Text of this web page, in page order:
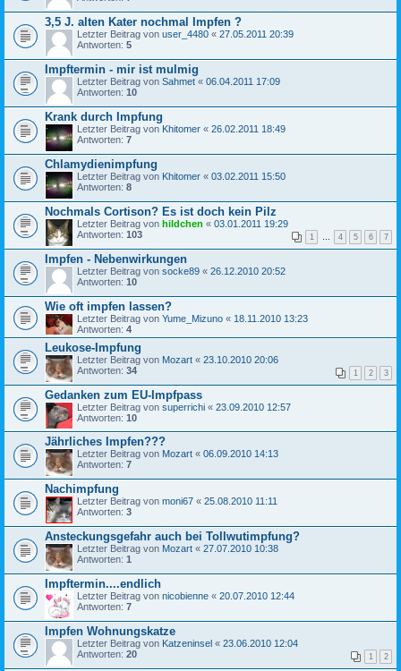
3,5 J. alten Kater nochmal Impfen ?
Letzter Beitrag von user_4480 « 27.05.2011 20:39
Antworten: 5
Impftermin - mir ist mulmig
Letzter Beitrag von Sahmet « 06.04.2011 17:09
Antworten: 10
Krank durch Impfung
Letzter Beitrag von Khitomer « 26.02.2011 18:49
Antworten: 7
Chlamydienimpfung
Letzter Beitrag von Khitomer « 03.02.2011 15:50
Antworten: 8
Nochmals Cortison? Es ist doch kein Pilz
Letzter Beitrag von hildchen « 03.01.2011 19:29
Antworten: 103 1 … 4 5 6 7
Impfen - Nebenwirkungen
Letzter Beitrag von socke89 « 26.12.2010 20:52
Antworten: 10
Wie oft impfen lassen?
Letzter Beitrag von Yume_Mizuno « 18.11.2010 13:23
Antworten: 4
Leukose-Impfung
Letzter Beitrag von Mozart « 23.10.2010 20:06
Antworten: 34 1 2 3
Gedanken zum EU-Impfpass
Letzter Beitrag von superrichi « 23.09.2010 12:57
Antworten: 10
Jährliches Impfen???
Letzter Beitrag von Mozart « 06.09.2010 14:13
Antworten: 7
Nachimpfung
Letzter Beitrag von moni67 « 25.08.2010 11:11
Antworten: 3
Ansteckungsgefahr auch bei Tollwutimpfung?
Letzter Beitrag von Mozart « 27.07.2010 10:38
Antworten: 1
Impftermin....endlich
Letzter Beitrag von nicobienne « 20.07.2010 12:44
Antworten: 7
Impfen Wohnungskatze
Letzter Beitrag von Katzeninsel « 23.06.2010 12:04
Antworten: 20 1 2